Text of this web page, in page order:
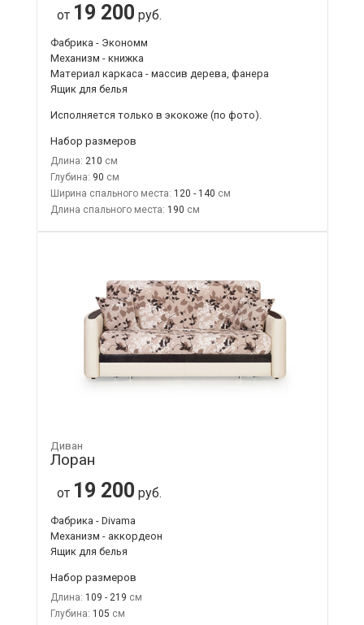
от 19 200 руб.
Фабрика - Экономм
Механизм - книжка
Материал каркаса - массив дерева, фанера
Ящик для белья
Исполняется только в экокоже (по фото).
Набор размеров
Длина: 210
Глубина: 90
Ширина спального места: 120 - 140
Длина спального места: 190
Диван
Лоран
от 19 200 руб.
Фабрика - Divama
Механизм - аккордеон
Ящик для белья
Набор размеров
Длина: 109 - 219
Глубина: 105